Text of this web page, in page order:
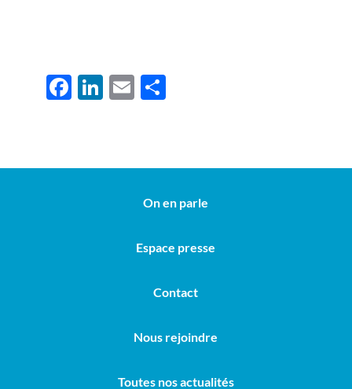
F
b
Li
e
E P
g
On en parle
Espace presse
Contact
Nous rejoindre
Toutes nos actualités